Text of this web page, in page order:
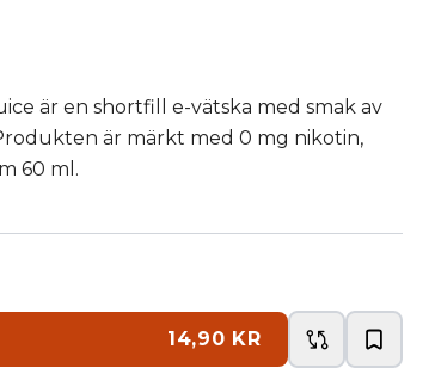
är en shortfill e-vätska med smak av
är märkt med 0 mg nikotin,
60 ml.
14,90 KR